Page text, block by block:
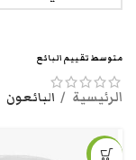
متوسط تقييم البائع
الرئيسية البائعون
-20%